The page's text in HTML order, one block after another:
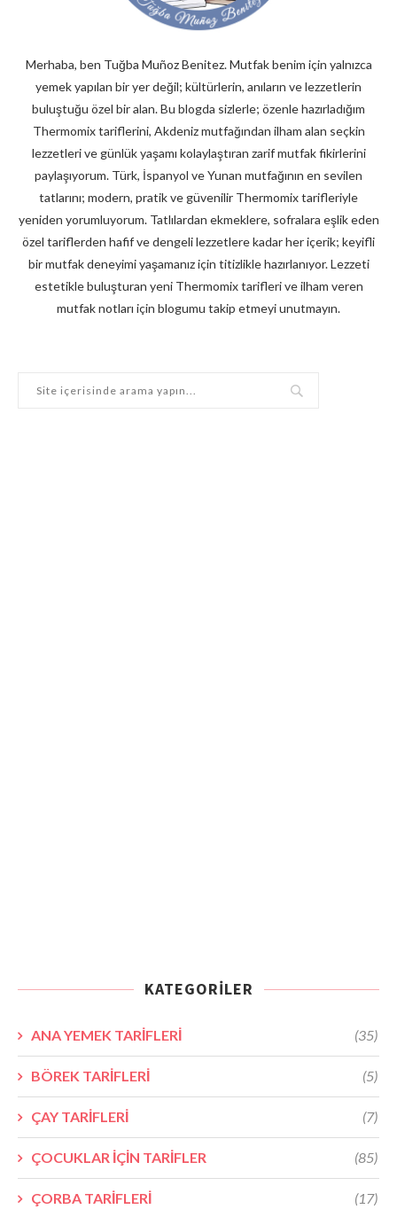
Merhaba, ben Tuğba Muñoz Benitez. Mutfak benim için yalnızca
yemek yapılan bir yer değil; kültürlerin, anıların ve lezzetlerin
buluştuğu özel bir alan. Bu blogda sizlerle; özenle hazırladığım
Thermomix tariflerini, Akdeniz mutfağından ilham alan seçkin
lezzetleri ve günlük yaşamı kolaylaştıran zarif mutfak fikirlerini
paylaşıyorum. Türk, İspanyol ve Yunan mutfağının en sevilen
tatlarını; modern, pratik ve güvenilir Thermomix tarifleriyle
yeniden yorumluyorum. Tatlılardan ekmeklere, sofralara eşlik eden
özel tariflerden hafif ve dengeli lezzetlere kadar her içerik; keyifli
bir mutfak deneyimi yaşamanız için titizlikle hazırlanıyor. Lezzeti
estetikle buluşturan yeni Thermomix tarifleri ve ilham veren
mutfak notları için blogumu takip etmeyi unutmayın.
KATEGORILER
ANA YEMEK TARİFLERİ (35)
BÖREK TARİFLERİ (5)
ÇAY TARİFLERİ (7)
ÇOCUKLAR İÇİN TARİFLER (85)
ÇORBA TARİFLERİ (17)